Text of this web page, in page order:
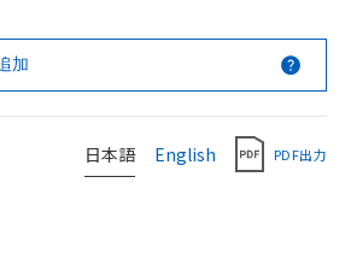
加
日本語 English PDF出力